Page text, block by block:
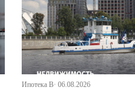
Ипотека В· 06.08.2026